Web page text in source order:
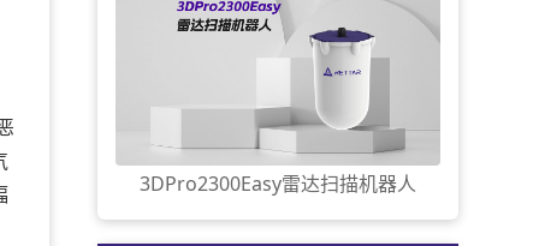
3DPro2300Easy雷达扫描机器人